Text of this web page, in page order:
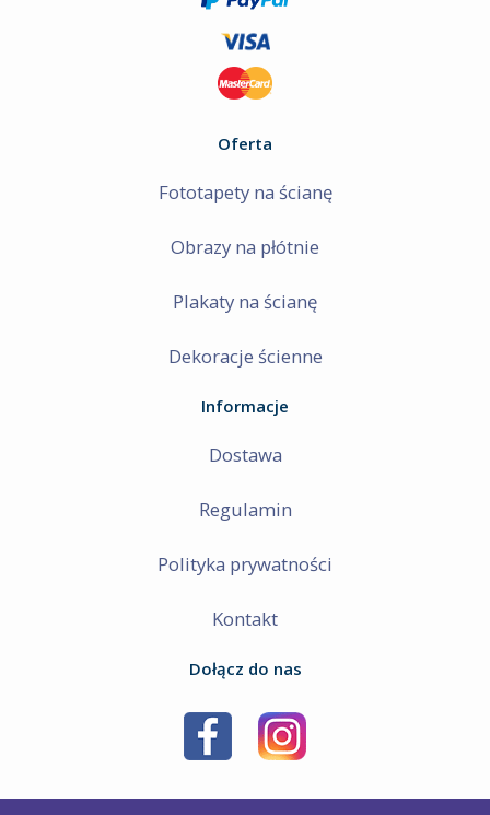
Oferta
Fototapety na ścianę
Obrazy na płótnie
Plakaty na ścianę
Dekoracje ścienne
Informacje
Dostawa
Regulamin
Polityka prywatności
Kontakt
Dołącz do nas